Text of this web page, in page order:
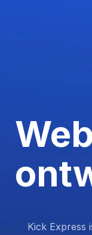
Kick Express